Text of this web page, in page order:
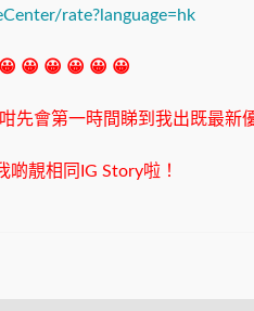
rate?language=hk
😀 😀 😀 😀 😀
咁先會第一時間睇到我出既最新
啲靚相同IG Story啦！